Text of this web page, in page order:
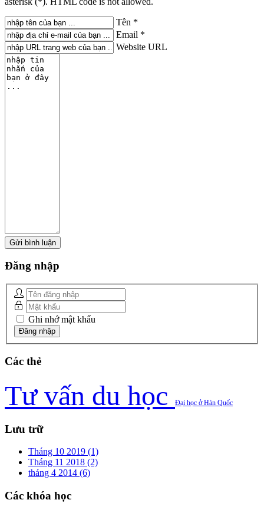
Tên *
Email *
Website URL
Đăng nhập
Ghi nhớ mật khẩu
Các thẻ
Tư vấn du học Đại học ở Hàn Quốc
Lưu trữ
Tháng 10 2019 (1)
Tháng 11 2018 (2)
tháng 4 2014 (6)
Các khóa học